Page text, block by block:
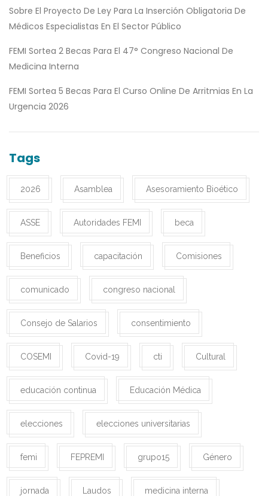
Sobre El Proyecto De Ley Para La Inserción Obligatoria De
Médicos Especialistas En El Sector Público
FEMI Sortea 2 Becas Para El 47° Congreso Nacional De
Medicina Interna
FEMI Sortea 5 Becas Para El Curso Online De Arritmias En La
Urgencia 2026
Tags
2026 Asamblea Asesoramiento Bioético
ASSE Autoridades FEMI beca
Beneficios capacitación Comisiones
comunicado congreso nacional
Consejo de Salarios consentimiento
COSEMI Covid-19 cti Cultural
educación continua Educación Médica
elecciones elecciones universitarias
femi FEPREMI grupo15 Género
jornada Laudos medicina interna